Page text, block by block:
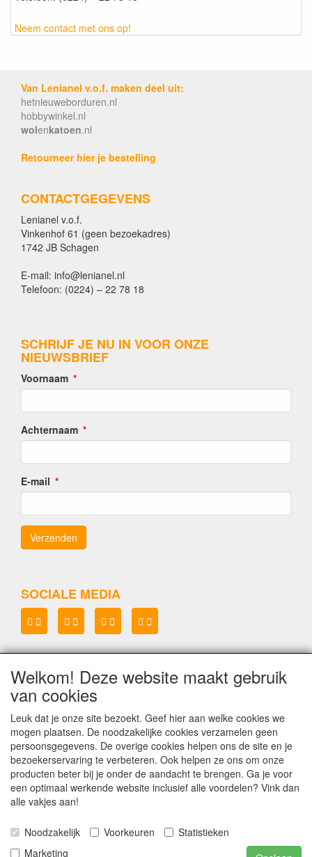
Neem contact met ons op!
Van Lenianel v.o.f. maken deel uit:
hetnieuweborduren.nl
hobbywinkel.nl
wolenkatoen.nl
Retourneer hier je bestelling
CONTACTGEGEVENS
Lenianel v.o.f.
Vinkenhof 61 (geen bezoekadres)
1742 JB Schagen
E-mail: info@lenianel.nl
Telefoon: (0224) – 22 78 18
SCHRIJF JE NU IN VOOR ONZE
NIEUWSBRIEF
Voornaam
Achternaam
E-mail
SOCIALE MEDIA
Lenianel v.o.f.
© Copyright Lenianel v.o.f. Schagen
Welkom! Deze website maakt gebruik
van cookies
Leuk dat je onze site bezoekt. Geef hier aan welke cookies we
mogen plaatsen. De noodzakelijke cookies verzamelen geen
persoonsgegevens. De overige cookies helpen ons de site en je
bezoekerservaring te verbeteren. Ook helpen ze ons om onze
producten beter bij je onder de aandacht te brengen. Ga je voor
een optimaal werkende website inclusief alle voordelen? Vink dan
alle vakjes aan!
Noodzakelijk Voorkeuren
Statistieken
Marketing